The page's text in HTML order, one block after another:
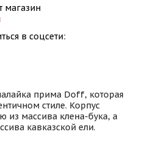
магазин
в соцсети:
прима Doff, которая
стиле. Корпус
из массива клена-бука, а
кавказской ели.